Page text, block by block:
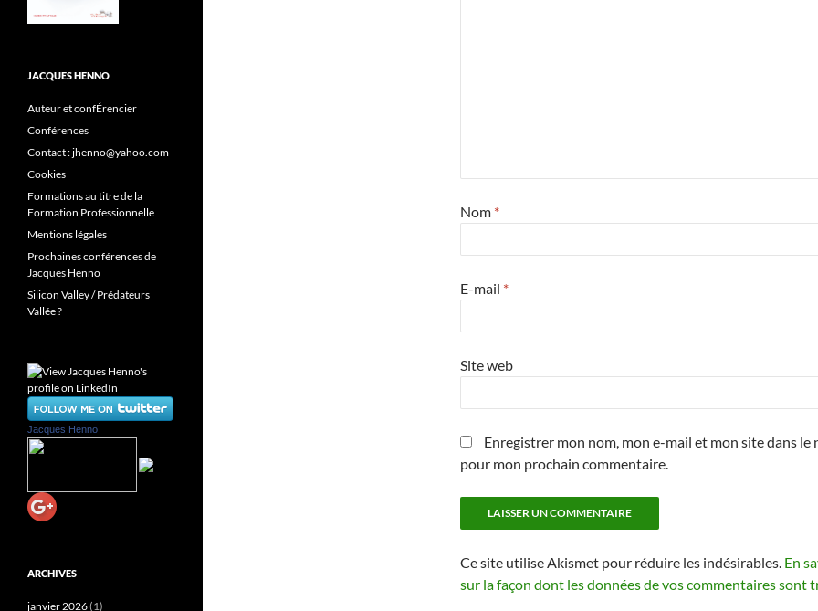
Nom *
E-mail *
Site web
Enregistrer mon nom, mon e-mail et mon site dans le
pour mon prochain commentaire.
Ce site utilise Akismet pour réduire les indésirables. En
sur la façon dont les données de vos commentaires sont
JACQUES HENNO
Auteur et confÉrencier
Conférences
Contact : jhenno@yahoo.com
Cookies
Formations au titre de la
Formation Professionnelle
Mentions légales
Prochaines conférences de
Jacques Henno
Silicon Valley / Prédateurs
Vallée ?
Jacques Henno
ARCHIVES
janvier 2026(1)